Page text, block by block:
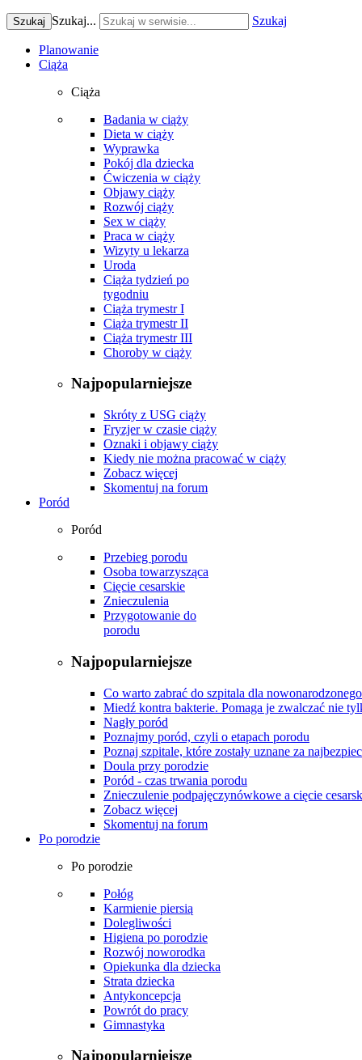
Szukaj Szukaj... Szukaj
Planowanie
Ciąża
Ciąża
Badania w ciąży
Dieta w ciąży
Wyprawka
Pokój dla dziecka
Ćwiczenia w ciąży
Objawy ciąży
Rozwój ciąży
Sex w ciąży
Praca w ciąży
Wizyty u lekarza
Uroda
Ciąża tydzień po
tygodniu
Ciąża trymestr I
Ciąża trymestr II
Ciąża trymestr III
Choroby w ciąży
Najpopularniejsze
Skróty z USG ciąży
Fryzjer w czasie ciąży
Oznaki i objawy ciąży
Kiedy nie można pracować w ciąży
Zobacz więcej
Skomentuj na forum
Poród
Poród
Przebieg porodu
Osoba towarzysząca
Cięcie cesarskie
Znieczulenia
Przygotowanie do
porodu
Najpopularniejsze
Co warto zabrać do szpitala dla
Miedź kontra bakterie. Pomaga je zwalczać nie
Nagły poród
Poznajmy poród, czyli o etapach porodu
Poznaj szpitale, które zostały uznane za
Doula przy porodzie
Poród - czas trwania porodu
Znieczulenie podpajęczynówkowe a cięcie
Zobacz więcej
Skomentuj na forum
Po porodzie
Po porodzie
Połóg
Karmienie piersią
Dolegliwości
Higiena po porodzie
Rozwój noworodka
Opiekunka dla dziecka
Strata dziecka
Antykoncepcja
Powrót do pracy
Gimnastyka
Najpopularniejsze